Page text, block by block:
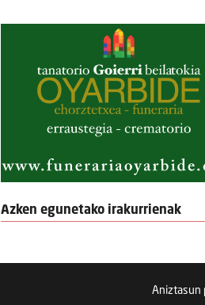
Azken egunetako irakurrienak
Aniztasun